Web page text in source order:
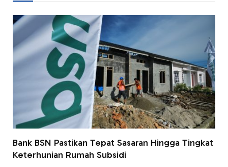
Bank BSN Pastikan Tepat Sasaran Hingga Tingkat
Keterhunian Rumah Subsidi